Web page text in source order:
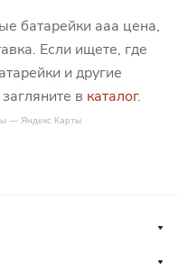
— Яндекс Карты
батарейки ааа цена,
Если ищете, где
и другие
в каталог.